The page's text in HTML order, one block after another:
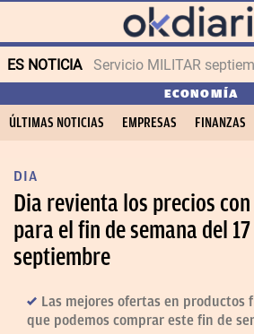
ES NOTICIA Servicio MILITAR
ECONOMÍA
ÚLTIMAS NOTICIAS EMPRESAS FINANZAS
DIA
Dia revienta los precios
para el fin de semana del
septiembre
Las mejores ofertas en productos
que podemos comprar este fin de